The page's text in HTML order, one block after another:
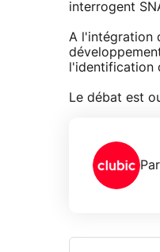
interrogent
A l'intégration
l'identification
Le débat est
Par